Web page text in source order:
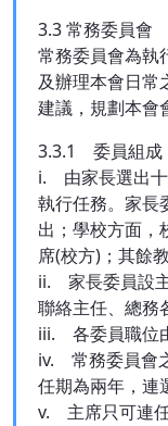
3.3 常務委員會
常務委員會為執
及辦理本會日常
建議，規劃本會
3.3.1 委員組成
i. 由家長選出十
執行任務。家長
出；學校方面，
席(校方)；其
ii. 家長委員設主
聯絡主任、總
iii. 各委員職位
iv. 常務委員會
任期為兩年，連
v. 主席只可連任